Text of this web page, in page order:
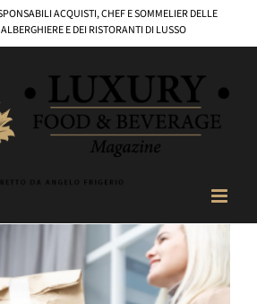
ACQUISTI, CHEF E SOMMELIER DELLE
E DEI RISTORANTI DI LUSSO